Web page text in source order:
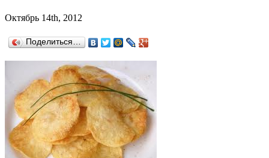
Октябрь 14th, 2012
Поделиться…